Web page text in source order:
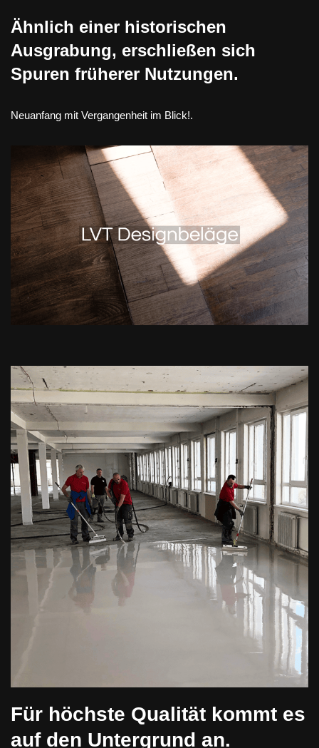
Ähnlich einer historischen
Ausgrabung, erschließen sich
Spuren früherer Nutzungen.
Neuanfang mit Vergangenheit im Blick!.
Für höchste Qualität kommt es
auf den Untergrund an.